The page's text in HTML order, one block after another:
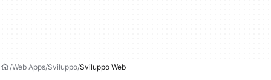
Web Apps Sviluppo Sviluppo Web